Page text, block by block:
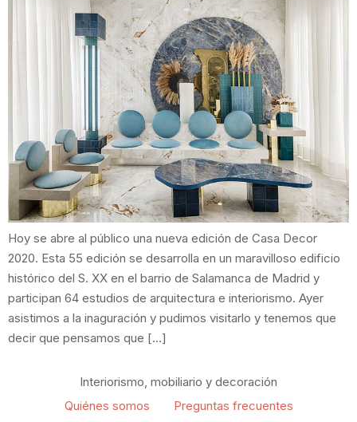
Hoy se abre al público una nueva edición de Casa Decor
2020. Esta 55 edición se desarrolla en un maravilloso edificio
histórico del S. XX en el barrio de Salamanca de Madrid y
participan 64 estudios de arquitectura e interiorismo. Ayer
asistimos a la inaguración y pudimos visitarlo y tenemos que
decir que pensamos que […]
Interiorismo, mobiliario y decoración
Quiénes somos
Preguntas frecuentes